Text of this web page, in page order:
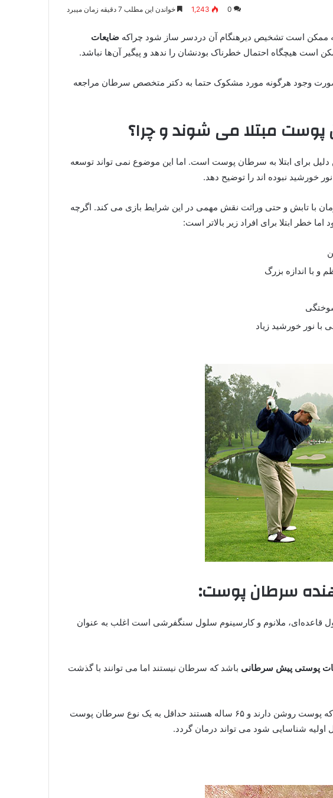
0
1,243 خواندن این مطلب 7 دقیقه زمان میبرد
ممکن است تشخیص دیرهنگام آن دردسر ساز شود چراکهضایعات
است هیچگاه احتمال خطرناک بودنشان را ندهد و پیگیر آن‌ها نباشد.
وجود هرگونه مورد مشکوک حتما به دکتر متخصص سرطان مراجعه
مبتلا می شوند و چرا؟
برای ابتلا به سرطان پوست است. اما این موضوع نمی تواند توسعه
نبوده اند را توضیح دهد.
با تابش و حتی وراثت نقش مهمی در این شرایط بازی می کند. اگرچه
خطر ابتلا برای افراد زیر بالاتر است:
و با اندازه بزرگ
با نور خورشید زیاد
سرطان پوست:
قاعده‌ای، ملانوم و کارسینوم سلول سنگفرشی است اغلب به عنوان
پوستی پیش سرطانی باشد که سرطان نیستند اما می توانند با گذشت
تخمین زده شده است ۴۰ تا ۵۰ درصد افرادی که پوست روشن دارند و ۶۵ ساله هستند حداقل به یک نوع سرطان پوست
شناسایی شود می تواند درمان گردد.